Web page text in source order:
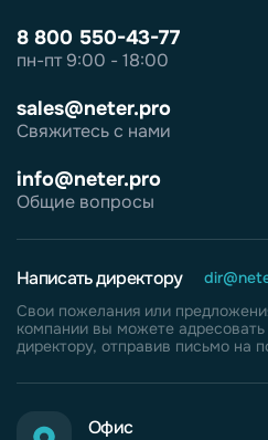
8 800 550-43-77
пн-пт 9:00 - 18:00
sales@neter.pro
Свяжитесь с нами
info@neter.pro
Общие вопросы
Офис
Написать директору
Свои пожелания или
компании вы можете
директору, отправив письмо на